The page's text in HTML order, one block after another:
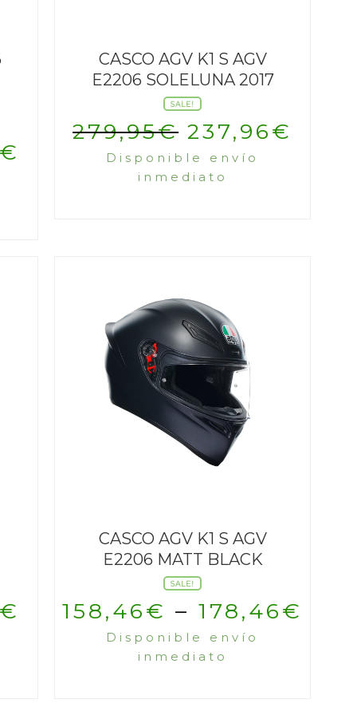
€
CASCO AGV K1 S AGV
E2206 SOLELUNA 2017
SALE!
279,95€ El
precio
237,96€
Disponible envío
inmediato
€
CASCO AGV K1 S AGV
E2206 MATT BLACK
SALE!
158,46€ –178,46€
Disponible envío
inmediato